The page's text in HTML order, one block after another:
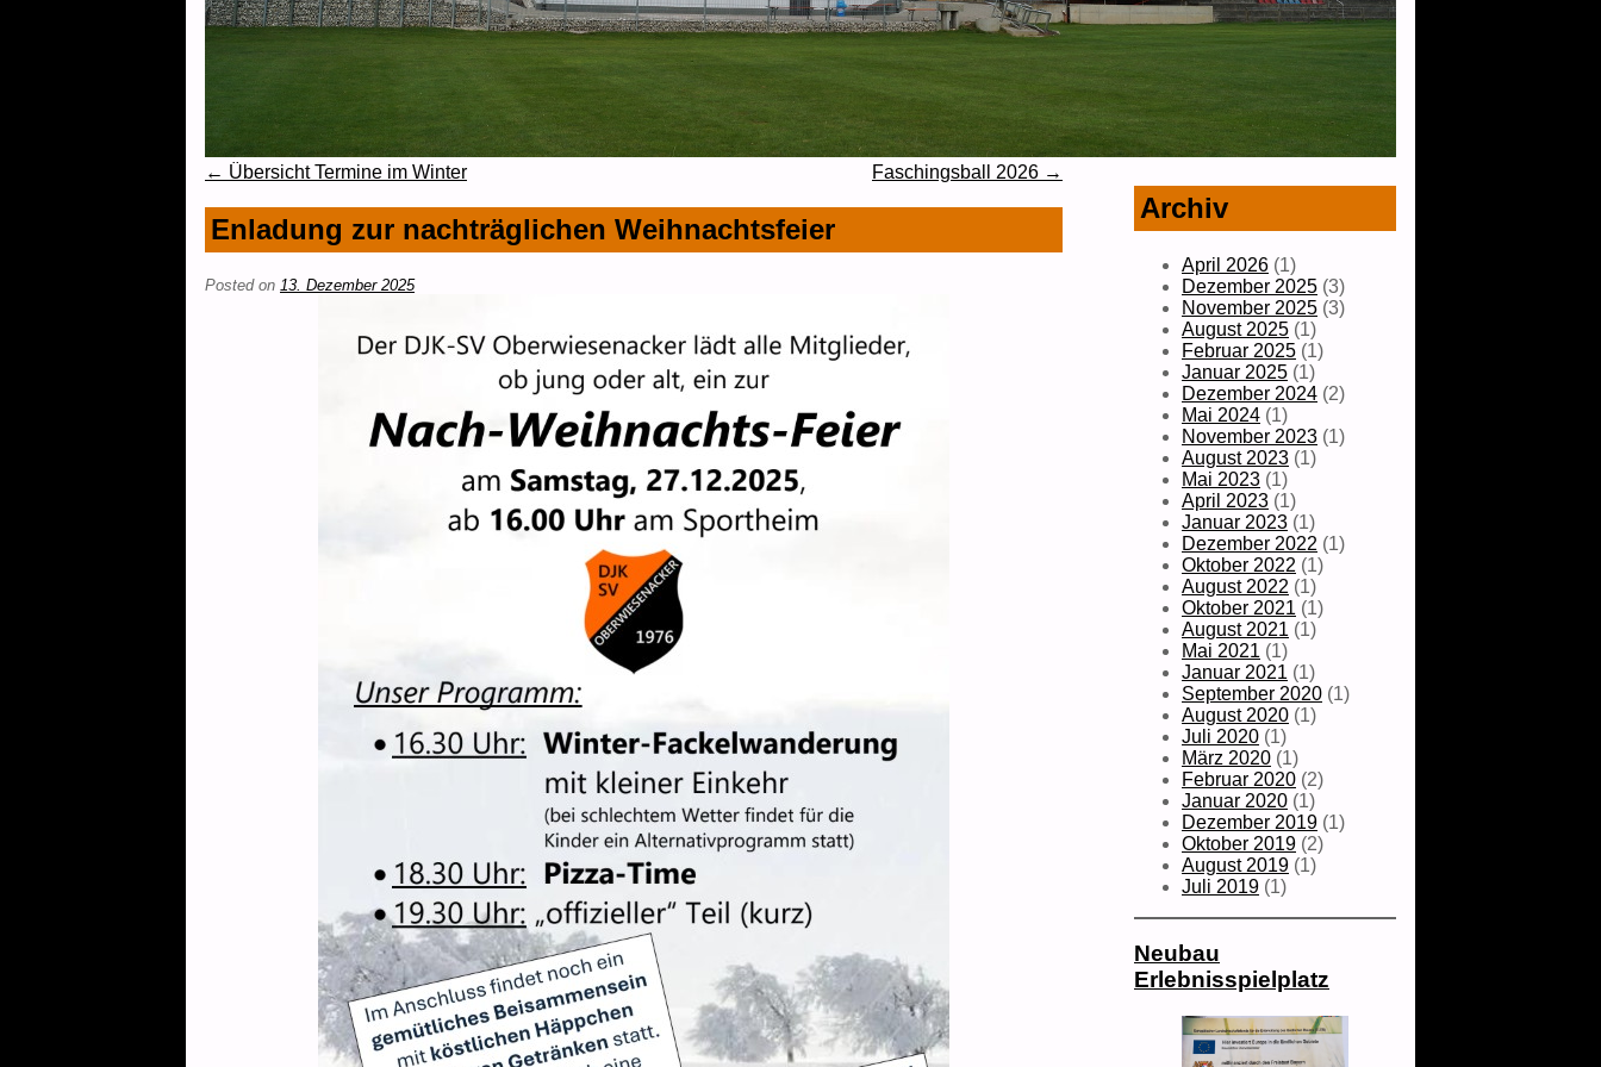
Post navigation
← Übersicht Termine im Winter Faschingsball 2026 →
Enladung zur nachträglichen Weihnachtsfeier
Posted on 13. Dezember 2025
Archiv
April 2026 (1)
Dezember 2025 (3)
November 2025 (3)
August 2025 (1)
Februar 2025 (1)
Januar 2025 (1)
Dezember 2024 (2)
Mai 2024 (1)
November 2023 (1)
August 2023 (1)
Mai 2023 (1)
April 2023 (1)
Januar 2023 (1)
Dezember 2022 (1)
Oktober 2022 (1)
August 2022 (1)
Oktober 2021 (1)
August 2021 (1)
Mai 2021 (1)
Januar 2021 (1)
September 2020 (1)
August 2020 (1)
Juli 2020 (1)
März 2020 (1)
Februar 2020 (2)
Januar 2020 (1)
Dezember 2019 (1)
Oktober 2019 (2)
August 2019 (1)
Juli 2019 (1)
Neubau
Erlebnisspielplatz